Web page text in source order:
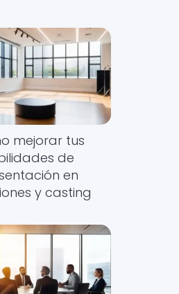
mejorar tus
de
en
y casting